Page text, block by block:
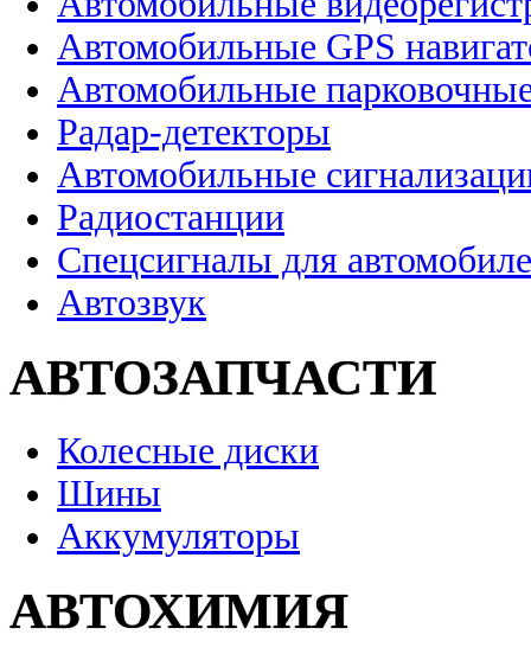
Автомобильные GPS
Автомобильные
Радар-детекторы
Автомобильные
Радиостанции
Спецсигналы для
Автозвук
АВТОЗАПЧАСТИ
Колесные диски
Шины
Аккумуляторы
АВТОХИМИЯ